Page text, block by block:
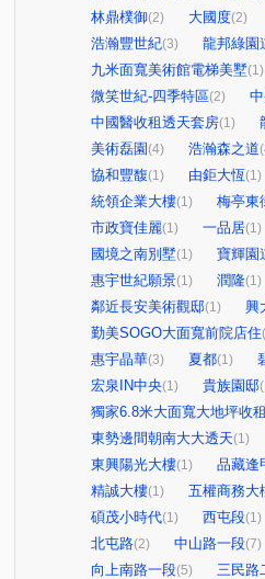
林鼎樸御(2) 大國度(2)
浩瀚豐世紀(3) 龍邦綠園
九米面寬美術館電梯美墅(1)
微笑世紀-四季特區(2)
中國醫收租透天套房(1)
美術磊園 (4) 浩瀚森之道
協和豐馥(1) 由鉅大恆(1)
統領企業大樓(1) 梅亭東
市政寶佳麗(1) 一品居(1)
國境之南別墅(1) 寶輝園
惠宇世紀願景(1) 潤隆(1)
鄰近長安美術觀邸(1) 興
勤美SOGO大面寬前院店住
惠宇晶華(3) 夏都(1)
宏泉IN中央(1) 貴族園邸
獨家6.8米大面寬大地坪收
東勢邊間朝南大大透天(1)
東興陽光大樓(1) 品藏逢
精誠大樓(1) 五權商務大
碩茂小時代(1) 西屯段(1)
北屯路(2) 中山路一段(7)
向上南路一段(5) 三民路